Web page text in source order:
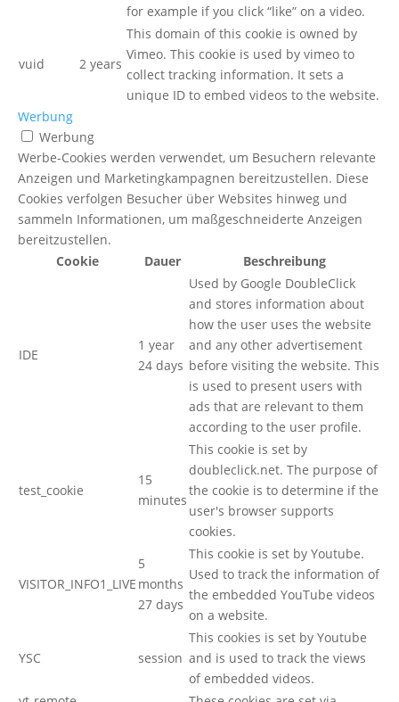
for example if you click “like” on a video.
vuid 2 years
This domain of this cookie is owned by
Vimeo. This cookie is used by vimeo to
collect tracking information. It sets a
unique ID to embed videos to the website.
Werbung
Werbung
Werbe-Cookies werden verwendet, um Besuchern relevante
Anzeigen und Marketingkampagnen bereitzustellen. Diese
Cookies verfolgen Besucher über Websites hinweg und
sammeln Informationen, um maßgeschneiderte Anzeigen
bereitzustellen.
Cookie
Dauer Beschreibung
IDE
1 year
24 days
Used by Google DoubleClick
and stores information about
how the user uses the website
and any other advertisement
before visiting the website. This
is used to present users with
ads that are relevant to them
according to the user profile.
test_cookie
15
minutes
This cookie is set by
doubleclick.net. The purpose of
the cookie is to determine if the
user's browser supports
cookies.
VISITOR_INFO1_LIVE
5
months
27 days
This cookie is set by Youtube.
Used to track the information of
the embedded YouTube videos
on a website.
YSC session
This cookies is set by Youtube
and is used to track the views
of embedded videos.